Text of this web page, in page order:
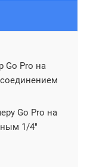
Go Pro на
Go Pro на
1/4"